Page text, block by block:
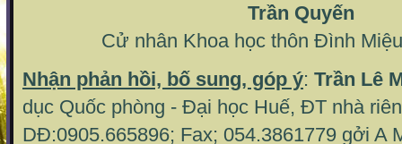
Trần Quyến
Cử nhân Khoa học thôn Đình
Nhận phản hồi, bố sung, góp ý: Trần Lê
dục Quốc phòng - Đại học Huế, ĐT nhà
DĐ:0905.665896; Fax; 054.3861779 gởi A